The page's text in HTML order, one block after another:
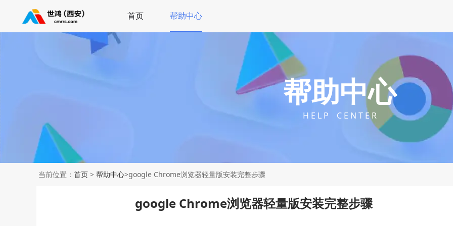
首页 帮助中心
帮助中心
H E L P C E N T E R
当前位置： 首页 > 帮助中心>google Chrome浏览器轻量版安装完整步骤
google Chrome浏览器轻量版安装完整步骤